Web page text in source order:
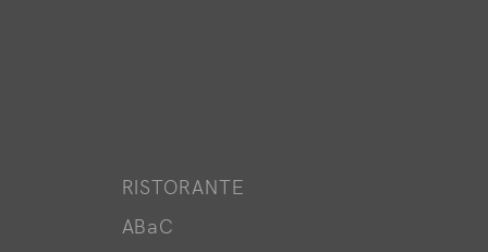
RISTORANTE
ABaC